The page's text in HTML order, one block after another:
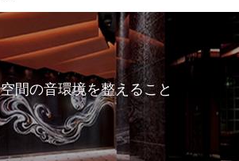
空間の音環境を整えること